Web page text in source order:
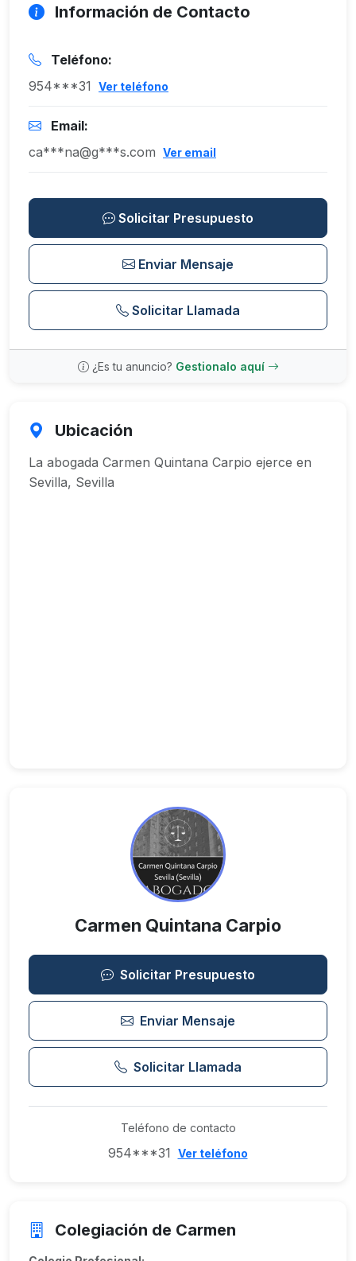
Información de Contacto
Teléfono:
954***31
Ver teléfono
Email:
ca***na@g***s.com Ver email
Solicitar Presupuesto
Enviar Mensaje
Solicitar Llamada
¿Es tu anuncio? Gestionalo aquí
Ubicación
La abogada Carmen Quintana Carpio ejerce en
Sevilla, Sevilla
Carmen Quintana Carpio
Solicitar Presupuesto
Enviar Mensaje
Solicitar Llamada
Teléfono de contacto
954***31 Ver teléfono
Colegiación de Carmen